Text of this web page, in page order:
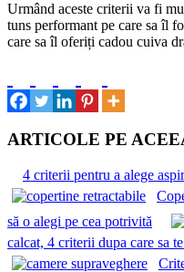
Urmând aceste criterii va fi
tuns performant pe care sa îl
care sa îl oferiți cadou cuiva
ARTICOLE PE
4 criterii pentru a alege
să o alegi pe cea potrivită
calcat, 4 criterii dupa care sa